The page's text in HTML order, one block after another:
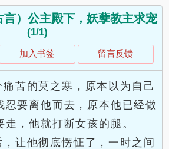
）公主殿下，妖孽教主求宠
(1/1)
加入书签 留言反馈
痛苦的莫之寒，原本以为自己
忍要离他而去，原本他已经做
，他就打断女孩的腿。
让他彻底愣怔了，一时之间